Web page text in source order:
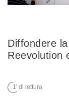
Diffondere
Reevolution
1' di lettura